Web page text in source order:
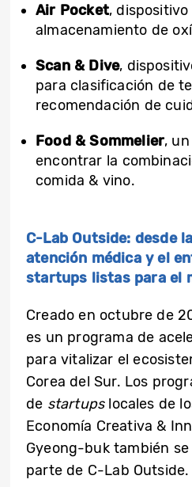
Air Pocket,
almacenamiento de
Scan & Dive,
para clasificación de
recomendación de
Food & Sommelier,
encontrar la
comida & vino.
C-Lab Outside: desde
atención médica y el
startups listas para el
Creado en octubre de
es un programa de
para vitalizar el
Corea del Sur. Los
de startups locales de
Economía Creativa &
Gyeong-buk también
parte de C-Lab Outside.